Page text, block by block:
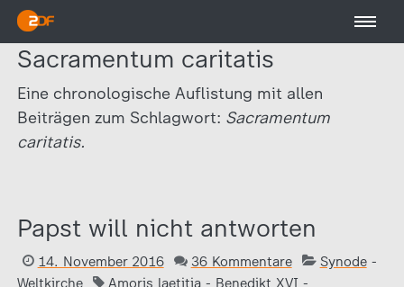
Sacramentum caritatis
Eine chronologische Auflistung mit allen
Beiträgen zum Schlagwort: Sacramentum
caritatis.
Papst will nicht antworten
14. November 2016 36 Kommentare Synode-
Weltkirche
Amoris laetitia- Benedikt XVI -